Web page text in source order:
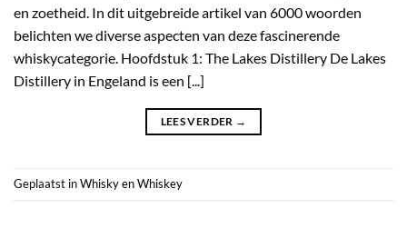
en zoetheid. In dit uitgebreide artikel van 6000 woorden
belichten we diverse aspecten van deze fascinerende
whiskycategorie. Hoofdstuk 1: The Lakes Distillery De Lakes
Distillery in Engeland is een [...]
LEES VERDER →
Geplaatst inWhisky en Whiskey